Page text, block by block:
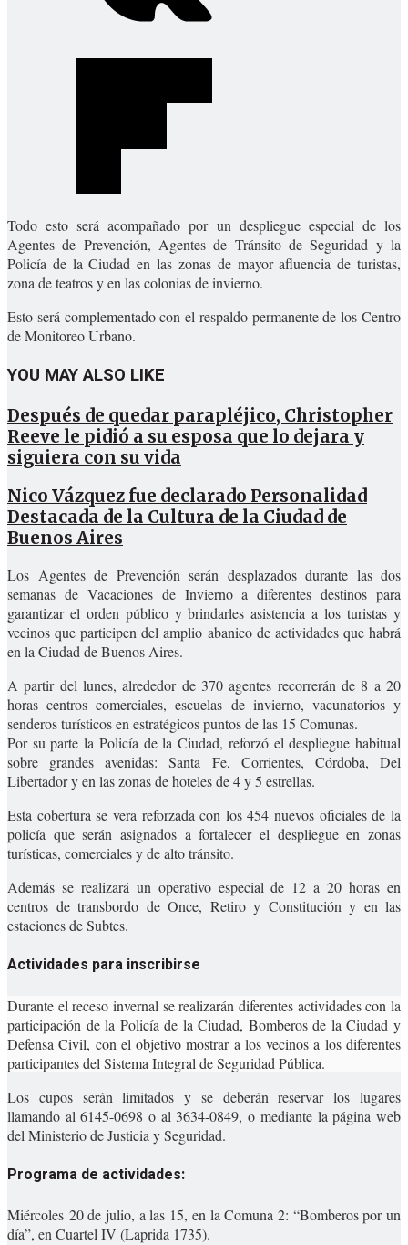
Todo esto será acompañado por un despliegue especial de los
Agentes de Prevención, Agentes de Tránsito de Seguridad y la
Policía de la Ciudad en las zonas de mayor afluencia de turistas,
zona de teatros y en las colonias de invierno.
Esto será complementado con el respaldo permanente de los Centro
de Monitoreo Urbano.
YOU MAY ALSO LIKE
Después de quedar parapléjico, Christopher
Reeve le pidió a su esposa que lo dejara y
siguiera con su vida
Nico Vázquez fue declarado Personalidad
Destacada de la Cultura de la Ciudad de
Buenos Aires
Los Agentes de Prevención serán desplazados durante las dos
semanas de Vacaciones de Invierno a diferentes destinos para
garantizar el orden público y brindarles asistencia a los turistas y
vecinos que participen del amplio abanico de actividades que habrá
en la Ciudad de Buenos Aires.
A partir del lunes, alrededor de 370 agentes recorrerán de 8 a 20
horas centros comerciales, escuelas de invierno, vacunatorios y
senderos turísticos en estratégicos puntos de las 15 Comunas.
Por su parte la Policía de la Ciudad, reforzó el despliegue habitual
sobre grandes avenidas: Santa Fe, Corrientes, Córdoba, Del
Libertador y en las zonas de hoteles de 4 y 5 estrellas.
Esta cobertura se vera reforzada con los 454 nuevos oficiales de la
policía que serán asignados a fortalecer el despliegue en zonas
turísticas, comerciales y de alto tránsito.
Además se realizará un operativo especial de 12 a 20 horas en
centros de transbordo de Once, Retiro y Constitución y en las
estaciones de Subtes.
Actividades para inscribirse
Durante el receso invernal se realizarán diferentes actividades con la
participación de la Policía de la Ciudad, Bomberos de la Ciudad y
Defensa Civil, con el objetivo mostrar a los vecinos a los diferentes
participantes del Sistema Integral de Seguridad Pública.
Los cupos serán limitados y se deberán reservar los lugares
llamando al 6145-0698 o al 3634-0849, o mediante la página web
del Ministerio de Justicia y Seguridad.
Programa de actividades:
Miércoles 20 de julio, a las 15, en la Comuna 2: “Bomberos por un
día”, en Cuartel IV (Laprida 1735).